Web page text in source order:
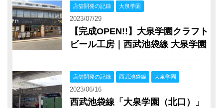
店舗開発の記録 大泉学園
2023/07/29
【完成OPEN!!】大泉学園クラフト
ビール工房｜西武池袋線 大泉学園
店舗開発の記録 西武池袋線 大泉学園
2023/06/16
西武池袋線「大泉学園（北口）」